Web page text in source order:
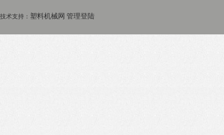
技术支持： 塑料机械网 管理登陆